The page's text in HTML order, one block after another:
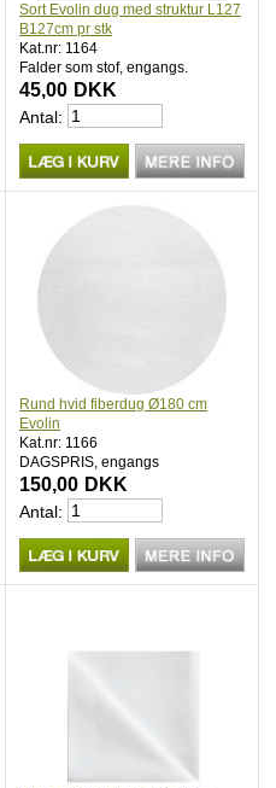
Sort Evolin dug med struktur L127
B127cm pr stk
Kat.nr: 1164
Falder som stof, engangs.
45,00 DKK
Antal:
Rund hvid fiberdug Ø180 cm
Evolin
Kat.nr: 1166
DAGSPRIS, engangs
150,00 DKK
Antal: